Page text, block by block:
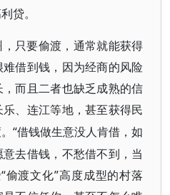
贷。
只要偷渡，通常就能获得
借到钱，因为经商的风险
而且二者也缺乏成熟的信
、连江等地，甚至获得民
“借钱做生意没人肯借，如
去借钱，不愁借不到，当
偷渡文化”高度成型的村落